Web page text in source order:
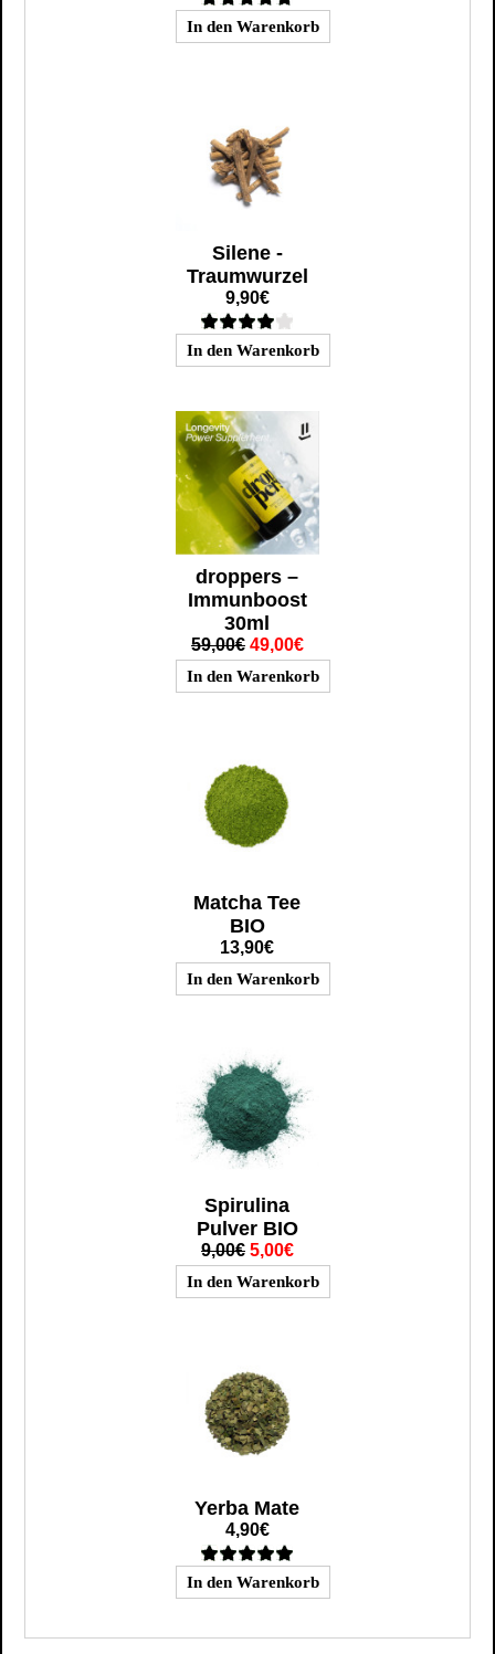
Silene -
Traumwurzel
9,90€
droppers –
Immunboost
30ml
59,00€ 49,00€
Matcha Tee
BIO
13,90€
Spirulina
Pulver BIO
9,00€ 5,00€
Yerba Mate
4,90€